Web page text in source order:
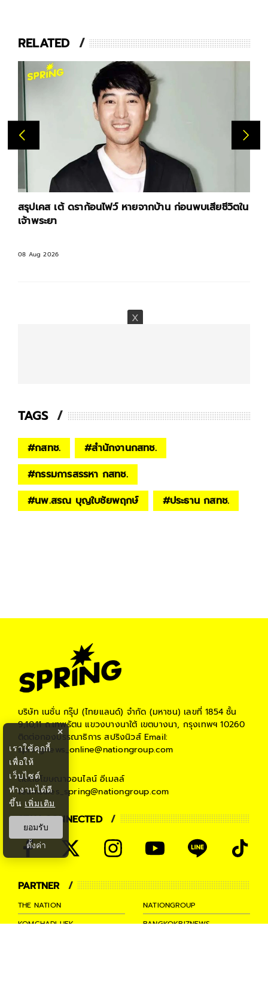
RELATED
สรุปเคส เต้ ดราก้อนไฟว์ หายจากบ้าน ก่อนพบเสียชีวิตใน
เจ้าพระยา
08 Aug 2026
TAGS
#กสทช. #สํานักงานกสทช.
#กรรมการสรรหา กสทช.
#นพ.สรณ บุญใบชัยพฤกษ์ #ประธาน กสทช.
บริษัท เนชั่น กรุ๊ป (ไทยแลนด์) จำกัด (มหาชน) เลขที่ 1854 ชั้น
9,10,11 ถ.เทพรัตน แขวงบางนาใต้ เขตบางนา, กรุงเทพฯ 10260
ติดต่อกองบรรณาธิการ สปริงนิวส์Email:
springnews_online@nationgroup.com
ติดต่อโฆษณาออนไลน์ อีเมลล์
teamsales_spring@nationgroup.com
STAY CONNECTED
PARTNER
THE NATION
NATIONGROUP
KOMCHADLUEK
BANGKOKBIZNEWS
×
เราใช้คุกกี้
เพื่อให้
เว็บไซต์
ทำงานได้ดี
ขึ้น เพิ่มเติม
ยอมรับ
ตั้งค่า